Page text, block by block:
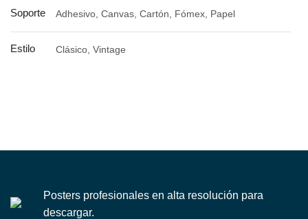
Soporte Adhesivo, Canvas, Cartón, Fómex, Papel
Estilo Clásico, Vintage
Posters profesionales en alta resolución para
descargar.